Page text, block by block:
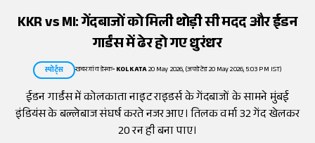
KKR vs MI: गेंदबाजों को मिली थोड़ी सी मदद और ईडन
गार्डंस में ढेर हो गए धुरंधर
स्पोर्ट्स खबरगांव डेस्क•KOLKATA20 May 2026, (अपडेटेड 20 May 2026, 5:03 PM IST)
ईडन गार्डंस में कोलकाता नाइट राइडर्स के गेंदबाजों के सामने मुंबई
इंडियंस के बल्लेबाज संघर्ष करते नजर आए। तिलक वर्मा 32 गेंद खेलकर
20 रन ही बना पाए।